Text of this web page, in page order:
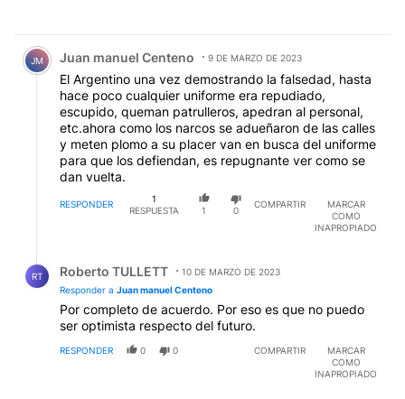
Comentario de Juan manuel Centeno.
JM Juan manuel Centeno 9 DE MARZO DE 2023
El Argentino una vez demostrando la falsedad, hasta
hace poco cualquier uniforme era repudiado,
escupido, queman patrulleros, apedran al personal,
etc.ahora como los narcos se adueñaron de las calles
y meten plomo a su placer van en busca del uniforme
para que los defiendan, es repugnante ver como se
dan vuelta.
RESPONDER
1
RESPUESTA
1 0
COMPARTIR
MARCAR
COMO
INAPROPIADO
RT Roberto TULLETT
10 DE MARZO DE 2023
Responder a Juan manuel Centeno
Por completo de acuerdo. Por eso es que no puedo
ser optimista respecto del futuro.
RESPONDER 0 0 COMPARTIR
MARCAR
COMO
INAPROPIADO